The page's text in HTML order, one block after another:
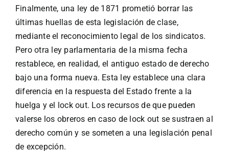
Finalmente, una ley de 1871 prometió borrar las
últimas huellas de esta legislación de clase,
mediante el reconocimiento legal de los sindicatos.
Pero otra ley parlamentaria de la misma fecha
restablece, en realidad, el antiguo estado de derecho
bajo una forma nueva. Esta ley establece una clara
diferencia en la respuesta del Estado frente a la
huelga y el lock out. Los recursos de que pueden
valerse los obreros en caso de lock out se sustraen al
derecho común y se someten a una legislación penal
de excepción.